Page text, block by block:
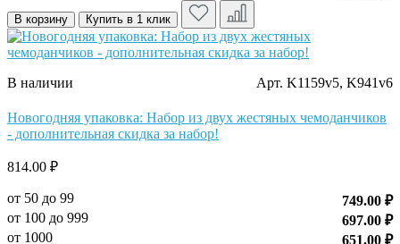
В корзину Купить в 1 клик
В наличии Арт. K1159v5, K941v6
Новогодняя упаковка: Набор из двух жестяных чемоданчиков
- дополнительная скидка за набор!
814.00 ₽
от 50 до 99
749.00 ₽
от 100 до 999
697.00 ₽
от 1000
651.00 ₽